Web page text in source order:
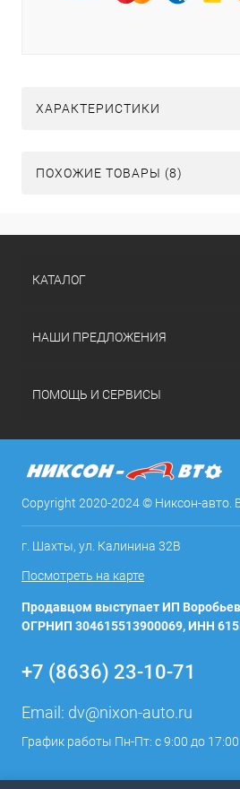
ХАРАКТЕРИСТИКИ
ПОХОЖИЕ ТОВАРЫ (8)
КАТАЛОГ
НАШИ ПРЕДЛОЖЕНИЯ
ПОМОЩЬ И СЕРВИСЫ
Copyright 2020-2024 © Никсон-авто.
г. Шахты, ул. Калинина 32В
Посмотреть на карте
Продавцом выступает ИП
ОГРНИП 304615513900069, ИНН
+7 (8636) 23-10-71
Email: dv@nixon-auto.ru
График работы Пн-Пт: с 9:00 до